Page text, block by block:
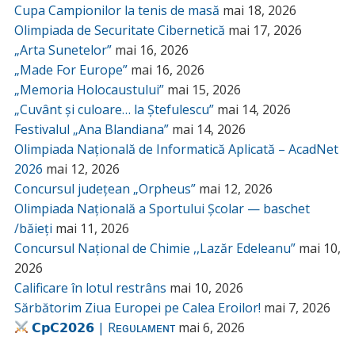
Cupa Campionilor la tenis de masă mai 18, 2026
Olimpiada de Securitate Cibernetică mai 17, 2026
„Arta Sunetelor” mai 16, 2026
„Made For Europe” mai 16, 2026
„Memoria Holocaustului” mai 15, 2026
„Cuvânt și culoare… la Ștefulescu” mai 14, 2026
Festivalul „Ana Blandiana” mai 14, 2026
Olimpiada Națională de Informatică Aplicată – AcadNet
2026 mai 12, 2026
Concursul județean „Orpheus” mai 12, 2026
Olimpiada Națională a Sportului Școlar — baschet
/băieți mai 11, 2026
Concursul Național de Chimie ,,Lazăr Edeleanu” mai 10,
2026
Calificare în lotul restrâns mai 10, 2026
Sărbătorim Ziua Europei pe Calea Eroilor! mai 7, 2026
𝗖𝗽𝗖𝟮𝟬𝟮𝟲 | Rᴇɢᴜʟᴀᴍᴇɴᴛ mai 6, 2026